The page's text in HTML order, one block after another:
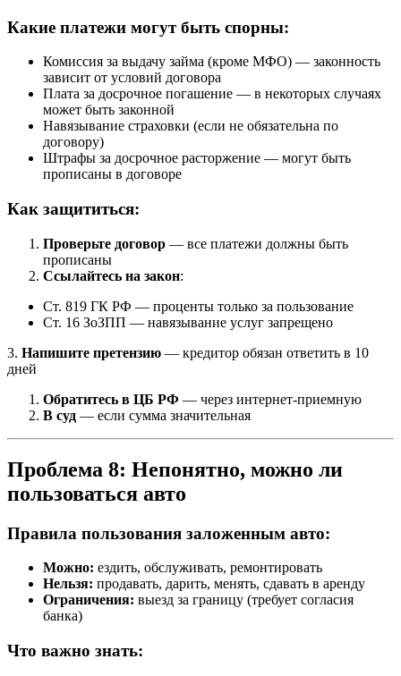
Какие платежи могут быть спорны:
Комиссия за выдачу займа (кроме МФО) — законность
зависит от условий договора
Плата за досрочное погашение — в некоторых случаях
может быть законной
Навязывание страховки (если не обязательна по
договору)
Штрафы за досрочное расторжение — могут быть
прописаны в договоре
Как защититься:
Проверьте договор — все платежи должны быть
прописаны
Ссылайтесь на закон:
Ст. 819 ГК РФ — проценты только за пользование
Ст. 16 ЗоЗПП — навязывание услуг запрещено
3. Напишите претензию — кредитор обязан ответить в 10
дней
Обратитесь в ЦБ РФ — через интернет-приемную
В суд — если сумма значительная
Проблема 8: Непонятно, можно ли
пользоваться авто
Правила пользования заложенным авто:
Можно: ездить, обслуживать, ремонтировать
Нельзя: продавать, дарить, менять, сдавать в аренду
Ограничения: выезд за границу (требует согласия
банка)
Что важно знать: